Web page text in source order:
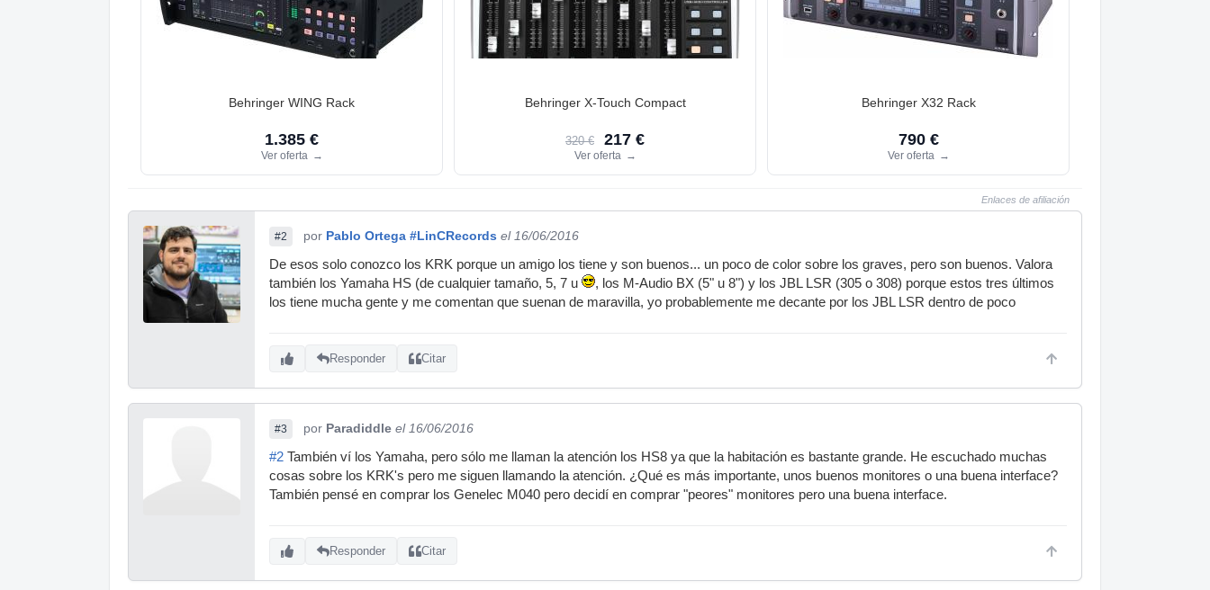
Behringer WING Rack
1.385 €
Ver oferta →
Behringer X-Touch Compact
320 € 217 €
Ver oferta →
Behringer X32 Rack
790 €
Ver oferta →
Enlaces de afiliación
#2 por Pablo Ortega #LinCRecords el 16/06/2016
De esos solo conozco los KRK porque un amigo los tiene y son buenos... un poco de color sobre los graves, pero son buenos. Valora
también los Yamaha HS (de cualquier tamaño, 5, 7 u
, los M-Audio BX (5" u 8") y los JBL LSR (305 o 308) porque estos tres últimos
los tiene mucha gente y me comentan que suenan de maravilla, yo probablemente me decante por los JBL LSR dentro de poco
Responder Citar
#3 por Paradiddle el 16/06/2016
#2 También ví los Yamaha, pero sólo me llaman la atención los HS8 ya que la habitación es bastante grande. He escuchado muchas
cosas sobre los KRK's pero me siguen llamando la atención. ¿Qué es más importante, unos buenos monitores o una buena interface?
También pensé en comprar los Genelec M040 pero decidí en comprar "peores" monitores pero una buena interface.
Responder Citar